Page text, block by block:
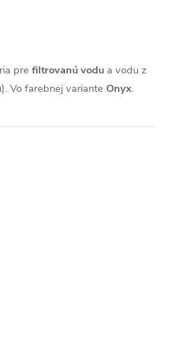
pre filtrovanú vodu a vodu z
Vo farebnej variante Onyx.